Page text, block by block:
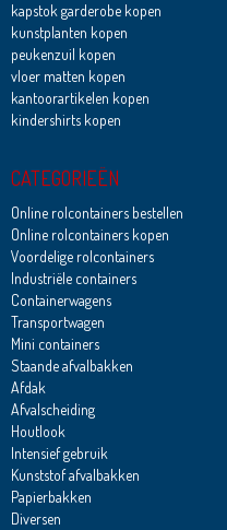
kapstok garderobe kopen
kunstplanten kopen
peukenzuil kopen
vloer matten kopen
kantoorartikelen kopen
kindershirts kopen
CATEGORIEËN
Online rolcontainers bestellen
Online rolcontainers kopen
Voordelige rolcontainers
Industriële containers
Containerwagens
Transportwagen
Mini containers
Staande afvalbakken
Afdak
Afvalscheiding
Houtlook
Intensief gebruik
Kunststof afvalbakken
Papierbakken
Diversen